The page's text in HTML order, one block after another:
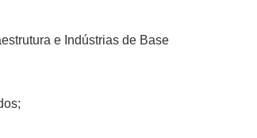
e Indústrias de Base